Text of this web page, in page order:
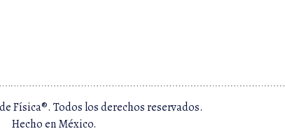
Física®. Todos los derechos reservados.
Hecho en México.